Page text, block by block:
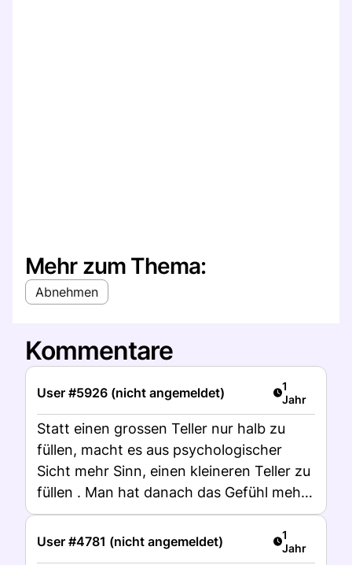
Mehr zum Thema:
Abnehmen
Kommentare
User #5926 (nicht angemeldet) Artikel
1
Jahr
Statt einen grossen Teller nur halb zu
füllen, macht es aus psychologischer
Sicht mehr Sinn, einen kleineren Teller zu
füllen . Man hat danach das Gefühl mehr
gegessen zu haben, obwohl die Portion
kleiner war als auf dem halbleeren
grossen Teller. Meine eigene Erfahrung.
User #4781 (nicht angemeldet) Artikel
1
Jahr